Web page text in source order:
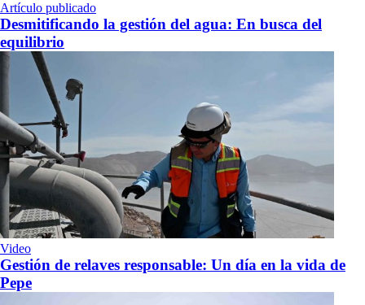
Artículo publicado
Desmitificando la gestión del agua: En busca del
equilibrio
Video
Gestión de relaves responsable: Un día en la vida de
Pepe